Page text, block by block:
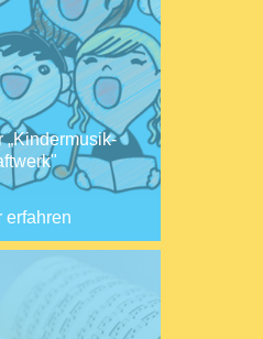
„Kindermusik-
erfahren